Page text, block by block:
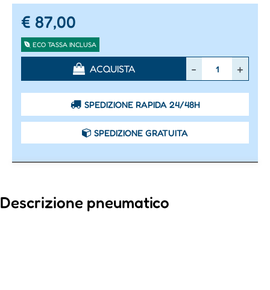
€ 87,00
ECO TASSA INCLUSA
ACQUISTA
SPEDIZIONE RAPIDA 24/48H
SPEDIZIONE GRATUITA
Descrizione pneumatico